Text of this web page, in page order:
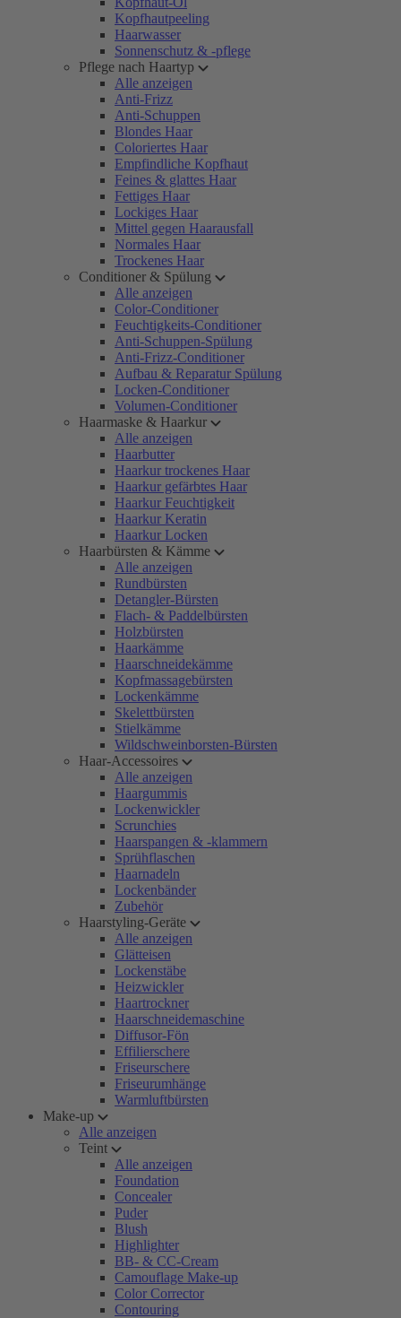
Kopfhautpeeling
Haarwasser
Sonnenschutz & -pflege
Pflege nach Haartyp
Alle anzeigen
Anti-Frizz
Anti-Schuppen
Blondes Haar
Coloriertes Haar
Empfindliche Kopfhaut
Feines & glattes Haar
Fettiges Haar
Lockiges Haar
Mittel gegen Haarausfall
Normales Haar
Trockenes Haar
Conditioner & Spülung
Alle anzeigen
Color-Conditioner
Feuchtigkeits-Conditioner
Anti-Schuppen-Spülung
Anti-Frizz-Conditioner
Aufbau & Reparatur Spülung
Locken-Conditioner
Volumen-Conditioner
Haarmaske & Haarkur
Alle anzeigen
Haarbutter
Haarkur trockenes Haar
Haarkur gefärbtes Haar
Haarkur Feuchtigkeit
Haarkur Keratin
Haarkur Locken
Haarbürsten & Kämme
Alle anzeigen
Rundbürsten
Detangler-Bürsten
Flach- & Paddelbürsten
Holzbürsten
Haarkämme
Haarschneidekämme
Kopfmassagebürsten
Lockenkämme
Skelettbürsten
Stielkämme
Wildschweinborsten-Bürsten
Haar-Accessoires
Alle anzeigen
Haargummis
Lockenwickler
Scrunchies
Haarspangen & -klammern
Sprühflaschen
Haarnadeln
Lockenbänder
Zubehör
Haarstyling-Geräte
Alle anzeigen
Glätteisen
Lockenstäbe
Heizwickler
Haartrockner
Haarschneidemaschine
Diffusor-Fön
Effilierschere
Friseurschere
Friseurumhänge
Warmluftbürsten
Make-up
Alle anzeigen
Teint
Alle anzeigen
Foundation
Concealer
Puder
Blush
Highlighter
BB- & CC-Cream
Camouflage Make-up
Color Corrector
Contouring